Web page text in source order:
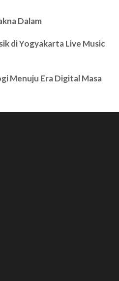
Dalam
di Yogyakarta Live Music
Menuju Era Digital Masa